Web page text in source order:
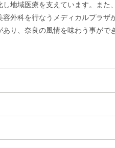
地域医療を支えています。また
外科を行なうメディカルプラザ
り、奈良の風情を味わう事がで